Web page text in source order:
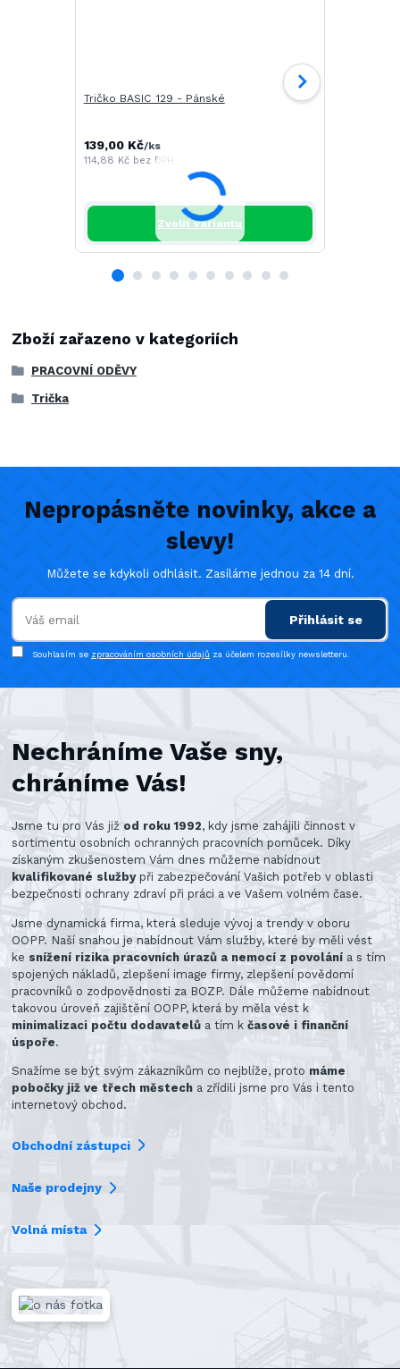
Tričko BASIC 129 - Pánské
139,00 Kč/ks
114,88 Kč bez DPH
Zvolit variantu
Zboží zařazeno v kategoriích
PRACOVNÍ ODĚVY
Trička
Nepropásněte novinky, akce a
slevy!
Můžete se kdykoli odhlásit. Zasíláme jednou za 14 dní.
Přihlásit se
Souhlasím se zpracováním osobních údajů za účelem rozesílky newsletteru.
Nechráníme Vaše sny,
chráníme Vás!
Jsme tu pro Vás již od roku 1992, kdy jsme zahájili činnost v
sortimentu osobních ochranných pracovních pomůcek. Díky
získaným zkušenostem Vám dnes můžeme nabídnout
kvalifikované službypři zabezpečování Vašich potřeb v oblasti
bezpečnosti ochrany zdraví při práci a ve Vašem volném čase.
Jsme dynamická firma, která sleduje vývoj a trendy v oboru
OOPP. Naší snahou je nabídnout Vám služby, které by měli vést
ke snížení rizika pracovních úrazů a nemocí z povolání a s tím
spojených nákladů, zlepšení image firmy, zlepšení povědomí
pracovníků o zodpovědnosti za BOZP. Dále můžeme nabídnout
takovou úroveň zajištění OOPP, která by měla vést k
minimalizaci počtu dodavatelů a tím kčasové i finanční
úspoře.
Snažíme se být svým zákazníkům co nejblíže, proto máme
pobočky již ve třech městech a zřídili jsme pro Vás i tento
internetový obchod.
Obchodní zástupci
Naše prodejny
Volná místa